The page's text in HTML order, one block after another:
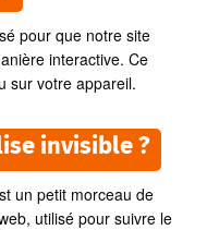
pour que notre site
interactive. Ce
sur votre appareil.
invisible ?
un petit morceau de
utilisé pour suivre le